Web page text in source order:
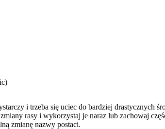
i trzeba się uciec do bardziej drastycznych
rasy i wykorzystaj je naraz lub zachowaj
zmianę nazwy postaci.